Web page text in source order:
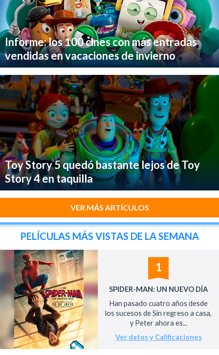
Informe: los 100 cines con más entradas
vendidas en vacaciones de invierno
Toy Story 5 quedó bastante lejos de Toy
Story 4 en taquilla
VER MÁS ARTÍCULOS
PELÍCULAS MÁS VISTAS DE LA SEMANA
1
SPIDER-MAN: UN NUEVO DÍA
Han pasado cuatro años desde
los sucesos de Sin regreso a casa,
y Peter ahora es...
Ver datos y Calificaciones